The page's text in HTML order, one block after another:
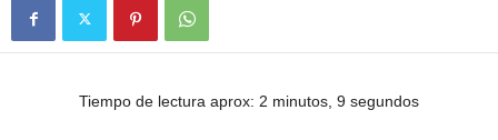
Tiempo de lectura aprox: 2 minutos, 9 segundos